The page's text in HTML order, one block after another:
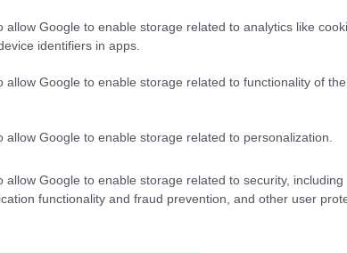
allow Google to enable storage related to analytics like
identifiers in apps.
allow Google to enable storage related to functionality of
allow Google to enable storage related to personalization.
allow Google to enable storage related to security, including
functionality and fraud prevention, and other user
οικονομικής κρίσης.Πολλές φόρες
γίνεται αναφορά στον τύπο και την
τηλεόραση για μια ‘Καταθλιπτική’